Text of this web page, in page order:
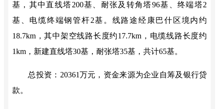
基，其中直线塔200基、耐张及转角塔96基、终端塔2
基、电缆终端钢管杆2基。线路途经康巴什区境内约
18.7km，其中架空线路长度约17.7km，电缆线路长度约
1km，新建直线塔30基，耐张塔35基，共计65基。
总投资： 20361万元，资金来源为企业自筹及银行贷
款。